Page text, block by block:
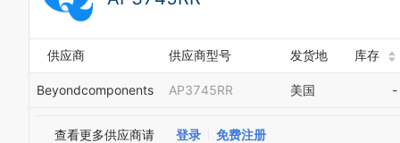
供应商 供应商型号 发货地 库存
Beyondcomponents AP3745RR 美国 -
查看更多供应商请 登录 免费注册